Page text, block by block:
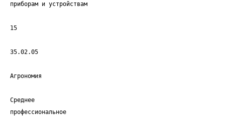
приборам и устройствам
15
35.02.05
Агрономия
Среднее
профессиональное